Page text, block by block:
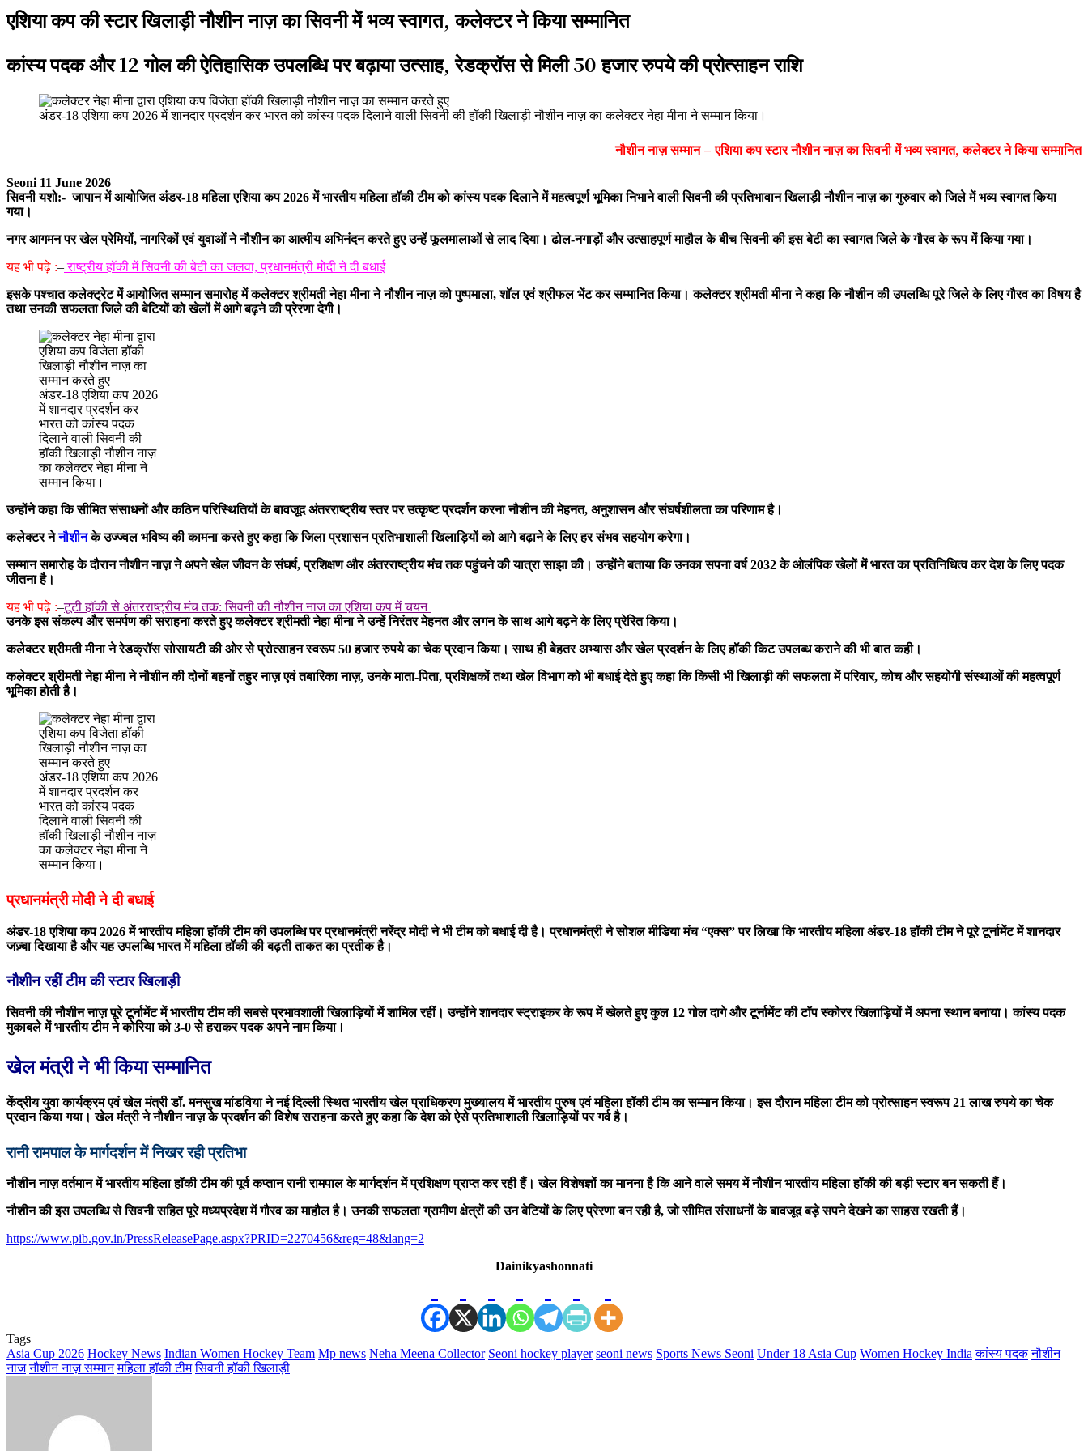
एशिया कप की स्टार खिलाड़ी नौशीन नाज़ का सिवनी में भव्य स्वागत, कलेक्टर ने किया सम्मानित
कांस्य पदक और 12 गोल की ऐतिहासिक उपलब्धि पर बढ़ाया उत्साह, रेडक्रॉस से मिली 50 हजार रुपये की प्रोत्साहन राशि
अंडर-18 एशिया कप 2026 में शानदार प्रदर्शन कर भारत को कांस्य पदक दिलाने वाली सिवनी की हॉकी खिलाड़ी नौशीन नाज़ का कलेक्टर नेहा मीना ने सम्मान किया।
नौशीन नाज़ सम्मान – एशिया कप स्टार नौशीन नाज़ का सिवनी में भव्य स्वागत, कलेक्टर ने किया सम्मानित
Seoni 11 June 2026
सिवनी यशो:- जापान में आयोजित अंडर-18 महिला एशिया कप 2026 में भारतीय महिला हॉकी टीम को कांस्य पदक दिलाने में महत्वपूर्ण भूमिका निभाने वाली सिवनी की प्रतिभावान खिलाड़ी नौशीन नाज़ का गुरुवार को जिले में भव्य स्वागत किया
गया।
नगर आगमन पर खेल प्रेमियों, नागरिकों एवं युवाओं ने नौशीन का आत्मीय अभिनंदन करते हुए उन्हें फूलमालाओं से लाद दिया। ढोल-नगाड़ों और उत्साहपूर्ण माहौल के बीच सिवनी की इस बेटी का स्वागत जिले के गौरव के रूप में किया गया।
यह भी पढ़े :–राष्ट्रीय हॉकी में सिवनी की बेटी का जलवा, प्रधानमंत्री मोदी ने दी बधाई
इसके पश्चात कलेक्ट्रेट में आयोजित सम्मान समारोह में कलेक्टर श्रीमती नेहा मीना ने नौशीन नाज़ को पुष्पमाला, शॉल एवं श्रीफल भेंट कर सम्मानित किया। कलेक्टर श्रीमती मीना ने कहा कि नौशीन की उपलब्धि पूरे जिले के लिए गौरव का विषय है
तथा उनकी सफलता जिले की बेटियों को खेलों में आगे बढ़ने की प्रेरणा देगी।
अंडर-18 एशिया कप 2026
में शानदार प्रदर्शन कर
भारत को कांस्य पदक
दिलाने वाली सिवनी की
हॉकी खिलाड़ी नौशीन नाज़
का कलेक्टर नेहा मीना ने
सम्मान किया।
उन्होंने कहा कि सीमित संसाधनों और कठिन परिस्थितियों के बावजूद अंतरराष्ट्रीय स्तर पर उत्कृष्ट प्रदर्शन करना नौशीन की मेहनत, अनुशासन और संघर्षशीलता का परिणाम है।
कलेक्टर नेनौशीनके उज्ज्वल भविष्य की कामना करते हुए कहा कि जिला प्रशासन प्रतिभाशाली खिलाड़ियों को आगे बढ़ाने के लिए हर संभव सहयोग करेगा।
सम्मान समारोह के दौरान नौशीन नाज़ ने अपने खेल जीवन के संघर्ष, प्रशिक्षण और अंतरराष्ट्रीय मंच तक पहुंचने की यात्रा साझा की। उन्होंने बताया कि उनका सपना वर्ष 2032 के ओलंपिक खेलों में भारत का प्रतिनिधित्व कर देश के लिए पदक
जीतना है।
यह भी पढ़े :–टूटी हॉकी से अंतरराष्ट्रीय मंच तक: सिवनी की नौशीन नाज का एशिया कप में चयन
उनके इस संकल्प और समर्पण की सराहना करते हुए कलेक्टर श्रीमती नेहा मीना ने उन्हें निरंतर मेहनत और लगन के साथ आगे बढ़ने के लिए प्रेरित किया।
कलेक्टर श्रीमती मीना ने रेडक्रॉस सोसायटी की ओर से प्रोत्साहन स्वरूप 50 हजार रुपये का चेक प्रदान किया। साथ ही बेहतर अभ्यास और खेल प्रदर्शन के लिए हॉकी किट उपलब्ध कराने की भी बात कही।
कलेक्टर श्रीमती नेहा मीना ने नौशीन की दोनों बहनों तहुर नाज़ एवं तबारिका नाज़, उनके माता-पिता, प्रशिक्षकों तथा खेल विभाग को भी बधाई देते हुए कहा कि किसी भी खिलाड़ी की सफलता में परिवार, कोच और सहयोगी संस्थाओं की महत्वपूर्ण
भूमिका होती है।
अंडर-18 एशिया कप 2026
में शानदार प्रदर्शन कर
भारत को कांस्य पदक
दिलाने वाली सिवनी की
हॉकी खिलाड़ी नौशीन नाज़
का कलेक्टर नेहा मीना ने
सम्मान किया।
प्रधानमंत्री मोदी ने दी बधाई
अंडर-18 एशिया कप 2026 में भारतीय महिला हॉकी टीम की उपलब्धि पर प्रधानमंत्री नरेंद्र मोदी ने भी टीम को बधाई दी है। प्रधानमंत्री ने सोशल मीडिया मंच “एक्स” पर लिखा कि भारतीय महिला अंडर-18 हॉकी टीम ने पूरे टूर्नामेंट में शानदार
जज़्बा दिखाया है और यह उपलब्धि भारत में महिला हॉकी की बढ़ती ताकत का प्रतीक है।
नौशीन रहीं टीम की स्टार खिलाड़ी
सिवनी की नौशीन नाज़ पूरे टूर्नामेंट में भारतीय टीम की सबसे प्रभावशाली खिलाड़ियों में शामिल रहीं। उन्होंने शानदार स्ट्राइकर के रूप में खेलते हुए कुल 12 गोल दागे और टूर्नामेंट की टॉप स्कोरर खिलाड़ियों में अपना स्थान बनाया। कांस्य पदक
मुकाबले में भारतीय टीम ने कोरिया को 3-0 से हराकर पदक अपने नाम किया।
खेल मंत्री ने भी किया सम्मानित
केंद्रीय युवा कार्यक्रम एवं खेल मंत्री डॉ. मनसुख मांडविया ने नई दिल्ली स्थित भारतीय खेल प्राधिकरण मुख्यालय में भारतीय पुरुष एवं महिला हॉकी टीम का सम्मान किया। इस दौरान महिला टीम को प्रोत्साहन स्वरूप 21 लाख रुपये का चेक
प्रदान किया गया। खेल मंत्री ने नौशीन नाज़ के प्रदर्शन की विशेष सराहना करते हुए कहा कि देश को ऐसे प्रतिभाशाली खिलाड़ियों पर गर्व है।
रानी रामपाल के मार्गदर्शन में निखर रही प्रतिभा
नौशीन नाज़ वर्तमान में भारतीय महिला हॉकी टीम की पूर्व कप्तान रानी रामपाल के मार्गदर्शन में प्रशिक्षण प्राप्त कर रही हैं। खेल विशेषज्ञों का मानना है कि आने वाले समय में नौशीन भारतीय महिला हॉकी की बड़ी स्टार बन सकती हैं।
नौशीन की इस उपलब्धि से सिवनी सहित पूरे मध्यप्रदेश में गौरव का माहौल है। उनकी सफलता ग्रामीण क्षेत्रों की उन बेटियों के लिए प्रेरणा बन रही है, जो सीमित संसाधनों के बावजूद बड़े सपने देखने का साहस रखती हैं।
https://www.pib.gov.in/PressReleasePage.aspx?PRID=2270456&reg=48&lang=2
Dainikyashonnati
Tags
Asia Cup 2026 Hockey News Indian Women Hockey Team Mp news Neha Meena Collector Seoni hockey player seoni news Sports News Seoni Under 18 Asia Cup Women Hockey India कांस्य पदक नौशीन
नाज नौशीन नाज़ सम्मान महिला हॉकी टीम सिवनी हॉकी खिलाड़ी